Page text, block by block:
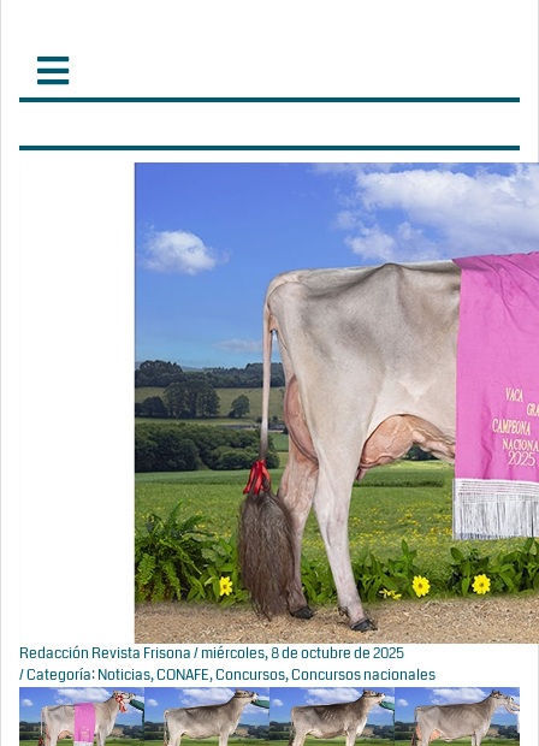
Redacción Revista Frisona/ miércoles, 8 de octubre de 2025
/ Categoría:Noticias,CONAFE,Concursos,Concursos nacionales